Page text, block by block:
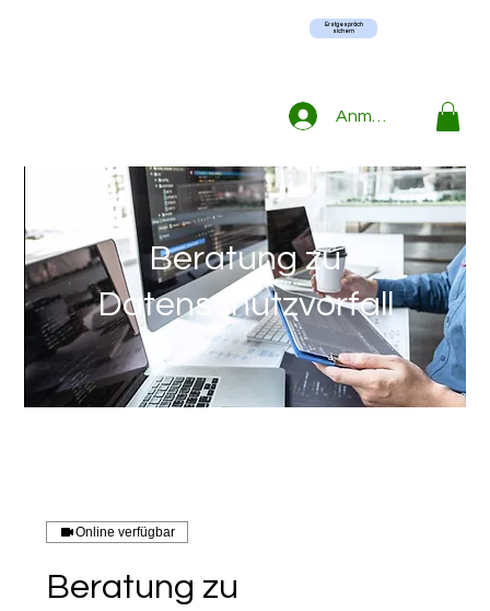
Erstgespräch
sichern
Anmelden
Beratung zu
Datenschutzvorfall
Online verfügbar
Beratung zu